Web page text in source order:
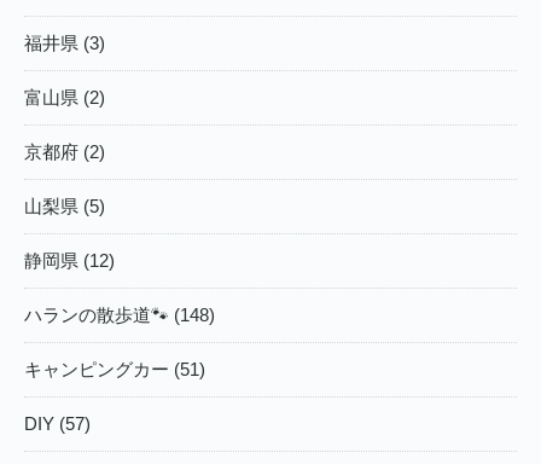
福井県 (3)
富山県 (2)
京都府 (2)
山梨県 (5)
静岡県 (12)
ハランの散歩道🐾 (148)
キャンピングカー (51)
DIY (57)